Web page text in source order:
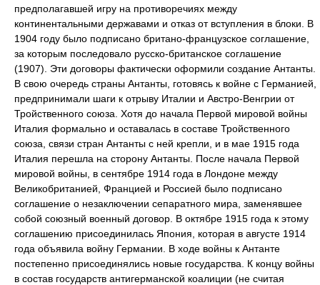
предполагавшей игру на противоречиях между
континентальными державами и отказ от вступления в блоки. В
1904 году было подписано британо-французское соглашение,
за которым последовало русско-британское соглашение
(1907). Эти договоры фактически оформили создание Антанты.
В свою очередь страны Антанты, готовясь к войне с Германией,
предпринимали шаги к отрыву Италии и Австро-Венгрии от
Тройственного союза. Хотя до начала Первой мировой войны
Италия формально и оставалась в составе Тройственного
союза, связи стран Антанты с ней крепли, и в мае 1915 года
Италия перешла на сторону Антанты. После начала Первой
мировой войны, в сентябре 1914 года в Лондоне между
Великобританией, Францией и Россией было подписано
соглашение о незаключении сепаратного мира, заменявшее
собой союзный военный договор. В октябре 1915 года к этому
соглашению присоединилась Япония, которая в августе 1914
года объявила войну Германии. В ходе войны к Антанте
постепенно присоединялись новые государства. К концу войны
в состав государств антигерманской коалиции (не считая